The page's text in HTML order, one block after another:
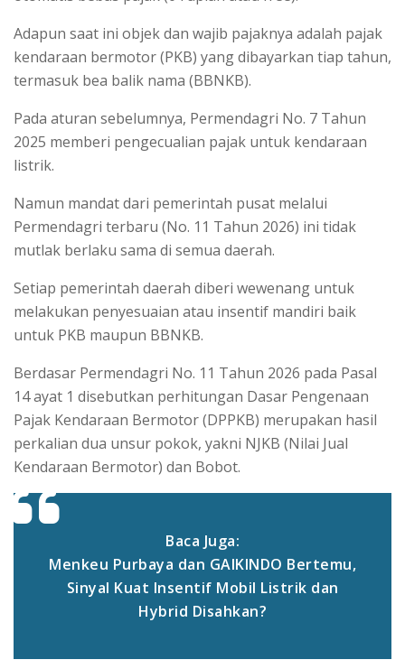
Adapun saat ini objek dan wajib pajaknya adalah pajak
kendaraan bermotor (PKB) yang dibayarkan tiap tahun,
termasuk bea balik nama (BBNKB).
Pada aturan sebelumnya, Permendagri No. 7 Tahun
2025 memberi pengecualian pajak untuk kendaraan
listrik.
Namun mandat dari pemerintah pusat melalui
Permendagri terbaru (No. 11 Tahun 2026) ini tidak
mutlak berlaku sama di semua daerah.
Setiap pemerintah daerah diberi wewenang untuk
melakukan penyesuaian atau insentif mandiri baik
untuk PKB maupun BBNKB.
Berdasar Permendagri No. 11 Tahun 2026 pada Pasal
14 ayat 1 disebutkan perhitungan Dasar Pengenaan
Pajak Kendaraan Bermotor (DPPKB) merupakan hasil
perkalian dua unsur pokok, yakni NJKB (Nilai Jual
Kendaraan Bermotor) dan Bobot.
Baca Juga:
Menkeu Purbaya dan GAIKINDO Bertemu,
Sinyal Kuat Insentif Mobil Listrik dan
Hybrid Disahkan?